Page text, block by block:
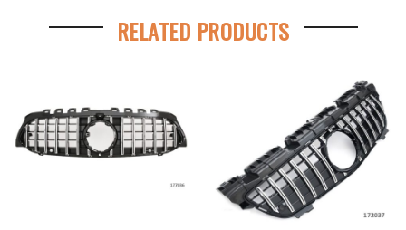
RELATED PRODUCTS